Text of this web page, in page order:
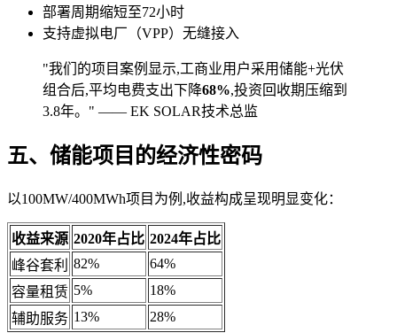
部署周期缩短至72小时
支持虚拟电厂（VPP）无缝接入
"我们的项目案例显示,工商业用户采用储能+光伏
组合后,平均电费支出下降68%,投资回收期压缩到
3.8年。" —— EK SOLAR技术总监
五、储能项目的经济性密码
以100MW/400MWh项目为例,收益构成呈现明显变化：
收益来源 2020年占比 2024年占比
峰谷套利
82%
64%
容量租赁 5%
18%
辅助服务 13% 28%